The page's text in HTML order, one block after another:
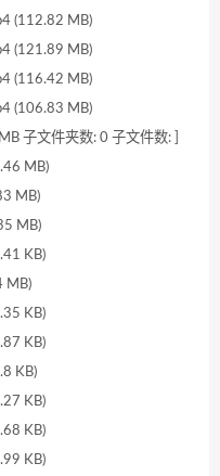
(112.82 MB)
(121.89 MB)
(116.42 MB)
(106.83 MB)
子文件夹数: 0 子文件数: ]
MB)
MB)
MB)
KB)
MB)
KB)
KB)
KB)
KB)
KB)
KB)